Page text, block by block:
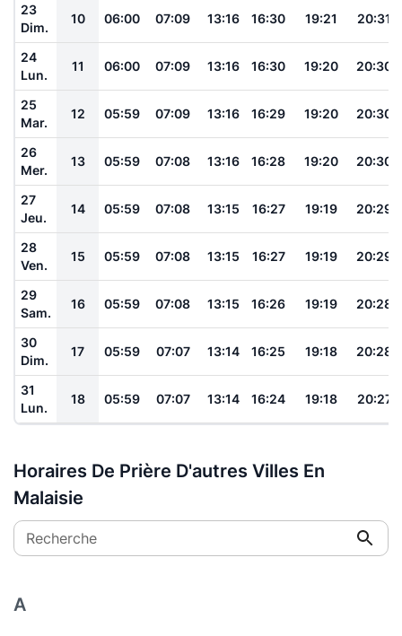
23
Dim.
10 06:00 07:09 13:16 16:30 19:21 20:31
24
Lun.
11 06:00 07:09 13:16 16:30 19:20 20:30
25
Mar.
12 05:59 07:09 13:16 16:29 19:20 20:30
26
Mer.
13 05:59 07:08 13:16 16:28 19:20 20:30
27
Jeu.
14 05:59 07:08 13:15 16:27 19:19 20:29
28
Ven.
15 05:59 07:08 13:15 16:27 19:19 20:29
29
Sam.
16 05:59 07:08 13:15 16:26 19:19 20:28
30
Dim.
17 05:59 07:07 13:14 16:25 19:18 20:28
31
Lun.
18 05:59 07:07 13:14 16:24 19:18 20:27
Horaires De Prière D'autres Villes En
Malaisie
Recherche
A